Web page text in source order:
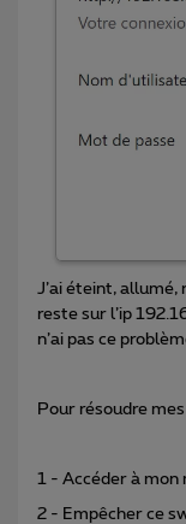
J’ai éteint,
reste sur l’ip
n’ai pas ce
Pour résoudre
1 - Accéder à mon
2 - Empêcher ce